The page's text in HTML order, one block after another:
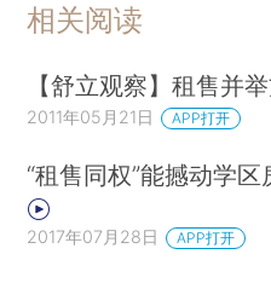
相关阅读
【舒立观察】租售并
2011年05月21日 APP打开
“租售同权”能撼动学区
2017年07月28日 APP打开